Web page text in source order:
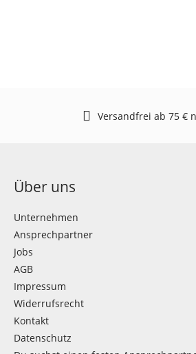
Versandfrei ab 75 €
Über uns
Unternehmen
Ansprechpartner
Jobs
AGB
Impressum
Widerrufsrecht
Kontakt
Datenschutz